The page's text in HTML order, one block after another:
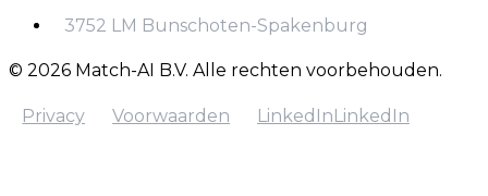
3752 LM Bunschoten-Spakenburg
© 2026 Match-AI B.V. Alle rechten voorbehouden.
Privacy
Voorwaarden
LinkedInLinkedIn